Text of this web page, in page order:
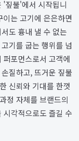
짚불'에서 시작됩니
는 고기에 은은하면
도 흉내 낼 수 없는
기를 굽는 행위를 넘
포먼스로서 고객에
질하고, 뜨거운 짚불
신뢰와 기대를 한껏
정 자체를 브랜드의
시각적으로도 즐길 수